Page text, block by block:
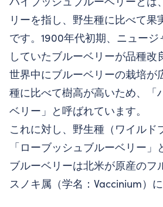
リーを指し、野生種に比べて果
です。1900年代初期、ニュー
していたブルーベリーが品種改
世界中にブルーベリーの栽培が
種に比べて樹高が高いため、「
ベリー」と呼ばれています。
これに対し、野生種（ワイルド
「ローブッシュブルーベリー」
ブルーベリーは北米が原産のフ
スノキ属（学名：Vaccinium）に